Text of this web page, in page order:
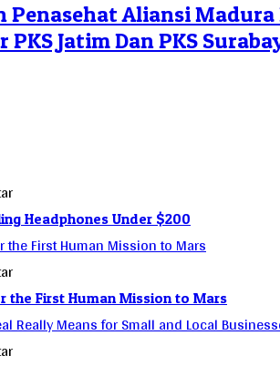
Penasehat Aliansi
Jatim Dan PKS
Headphones Under $200
the First Human Mission to Mars